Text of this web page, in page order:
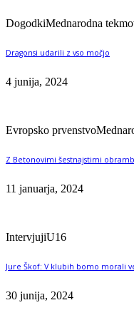
DogodkiMednarodna
Dragonsi udarili z vso močjo
4 junija, 2024
Evropsko prvenstvo
Z Betonovimi šestnajstimi
11 januarja, 2024
IntervjujiU16
Jure Škof: V klubih bomo morali
30 junija, 2024